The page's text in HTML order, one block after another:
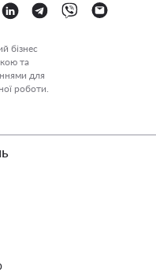
бізнес
та
для
роботи.